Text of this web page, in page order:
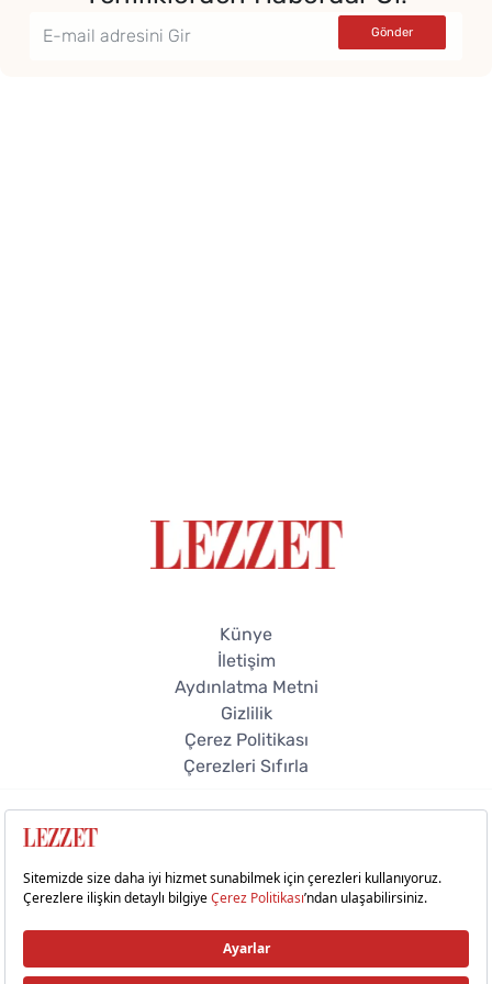
Künye
İletişim
Aydınlatma Metni
Gizlilik
Çerez Politikası
Çerezleri Sıfırla
© 2026 Lezzet Online. Tüm hakları saklıdır.